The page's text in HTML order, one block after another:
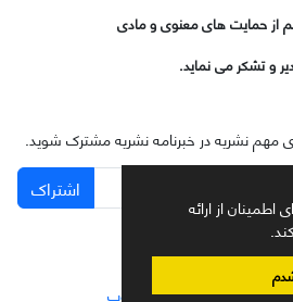
از ارائه
از حمایت های معنوی و مادی
و تشکر می نماید.
مهم نشریه در خبرنامه نشریه مشترک شوید.
اشتراک
طراحی و پیاده سازی ازسیناوب